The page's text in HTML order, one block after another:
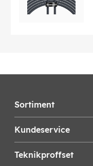
Sortiment
Kundeservice
Teknikproffset